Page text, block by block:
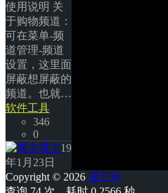
使用说明 关
于购物频道：
可在菜单-频
道管理-频道
设置，这里面
屏蔽想屏蔽的
频道。也就…
软件工具
346
0
博主19
年1月23日
Copyright © 2026 漫无际